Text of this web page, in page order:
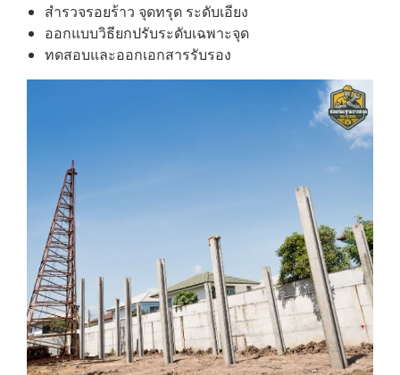
สำรวจรอยร้าว จุดทรุด ระดับเอียง
ออกแบบวิธียกปรับระดับเฉพาะจุด
ทดสอบและออกเอกสารรับรอง